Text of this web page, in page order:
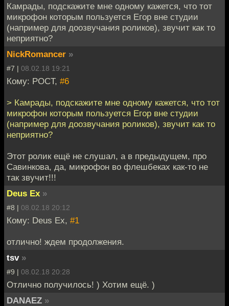
Камрады, подскажите мне одному кажется, что тот
микрофон которым пользуется Егор вне студии
(например для доозвучания роликов), звучит как то
неприятно?
NickRomancer »
#7 | 08.02.18 19:21
Кому: POCT, #6
> Камрады, подскажите мне одному кажется, что тот
микрофон которым пользуется Егор вне студии
(например для доозвучания роликов), звучит как то
неприятно?
Этот ролик ещё не слушал, а в предыдущем, про
Савинкова, да, микрофон во флешбеках как-то не
так звучит!!!
Deus Ex »
#8 | 08.02.18 20:12
Кому: Deus Ex, #1
отлично! ждем продолжения.
tsv »
#9 | 08.02.18 20:28
Отлично получилось! ) Хотим ещё. )
DANAEZ »